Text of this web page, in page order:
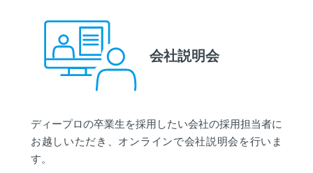
会社説明会
ディープロの卒業生を採用したい会社の採用担当者に
お越しいただき、オンラインで会社説明会を行いま
す。